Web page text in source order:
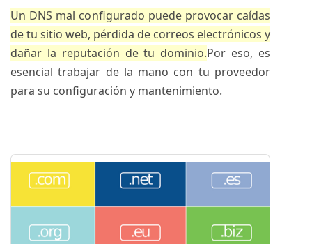
Un DNS mal configurado puede provocar caídas
de tu sitio web, pérdida de correos electrónicos y
dañar la reputación de tu dominio.Por eso, es
esencial trabajar de la mano con tu proveedor
para su configuración y mantenimiento.